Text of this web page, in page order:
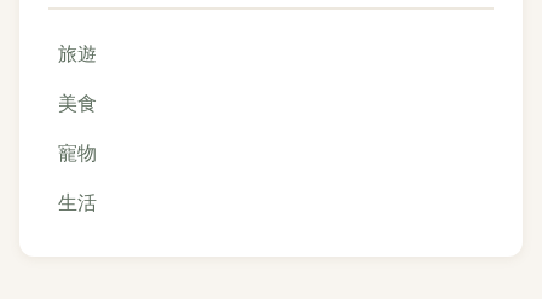
旅遊
美食
寵物
生活